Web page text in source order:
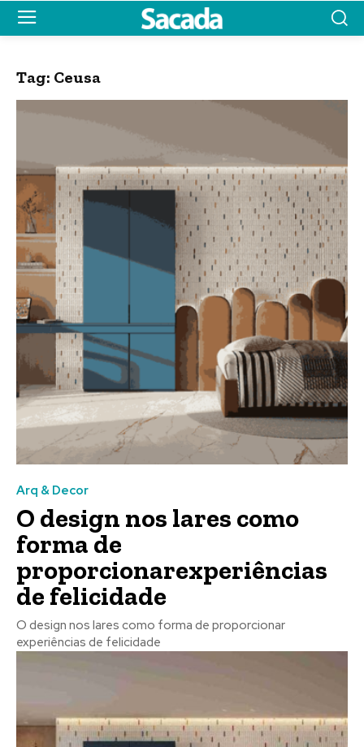
Tag: Ceusa
Arq & Decor
O design nos lares como
forma de
proporcionarexperiências
de felicidade
O design nos lares como forma de proporcionar
experiências de felicidade